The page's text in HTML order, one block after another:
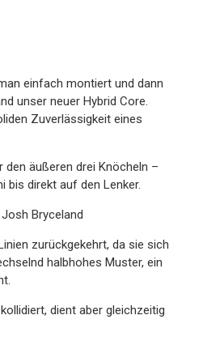
einfach montiert und dann
unser neuer Hybrid Core.
Zuverlässigkeit eines
äußeren drei Knöcheln –
direkt auf den Lenker.
Bryceland
zurückgekehrt, da sie sich
halbhohes Muster, ein
dient aber gleichzeitig